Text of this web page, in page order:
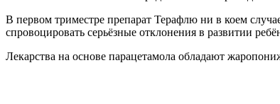
В первом триместре препарат Терафлю ни в коем
спровоцировать серьёзные отклонения в развитии
Лекарства на основе парацетамола обладают